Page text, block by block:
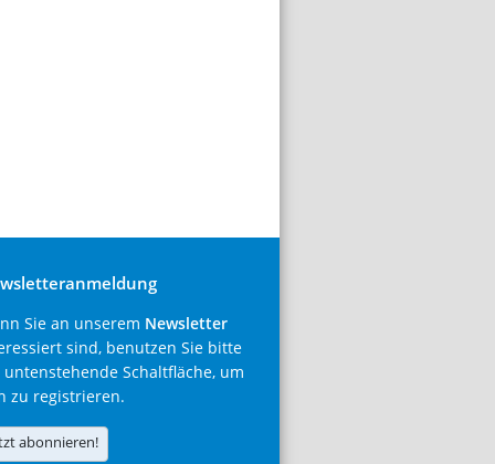
Sie an unserem Newsletter
sind, benutzen Sie bitte
untenstehende Schaltfläche, um
zu registrieren.
abonnieren!